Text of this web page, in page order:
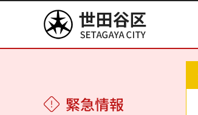
世田谷区
緊急情報